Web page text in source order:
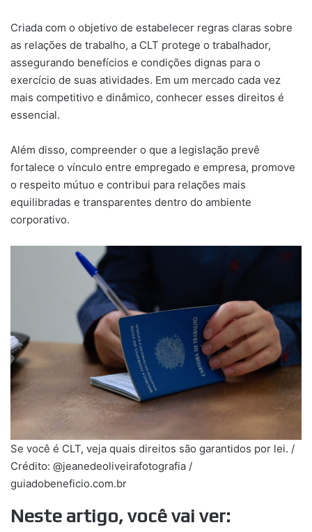
Criada com o objetivo de estabelecer regras claras sobre
as relações de trabalho, a CLT protege o trabalhador,
assegurando benefícios e condições dignas para o
exercício de suas atividades. Em um mercado cada vez
mais competitivo e dinâmico, conhecer esses direitos é
essencial.
Além disso, compreender o que a legislação prevê
fortalece o vínculo entre empregado e empresa, promove
o respeito mútuo e contribui para relações mais
equilibradas e transparentes dentro do ambiente
corporativo.
Se você é CLT, veja quais direitos são garantidos por lei. /
Crédito: @jeanedeoliveirafotografia /
guiadobeneficio.com.br
Neste artigo, você vai ver: